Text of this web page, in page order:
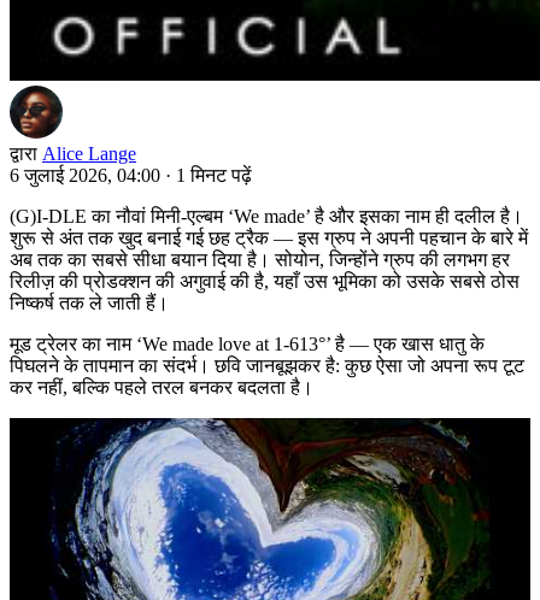
द्वारा Alice Lange
6 जुलाई 2026, 04:00 · 1 मिनट पढ़ें
(G)I-DLE का नौवां मिनी-एल्बम ‘We made’ है और इसका नाम ही दलील है।
शुरू से अंत तक खुद बनाई गई छह ट्रैक — इस ग्रुप ने अपनी पहचान के बारे में
अब तक का सबसे सीधा बयान दिया है। सोयोन, जिन्होंने ग्रुप की लगभग हर
रिलीज़ की प्रोडक्शन की अगुवाई की है, यहाँ उस भूमिका को उसके सबसे ठोस
निष्कर्ष तक ले जाती हैं।
मूड ट्रेलर का नाम ‘We made love at 1-613°’ है — एक खास धातु के
पिघलने के तापमान का संदर्भ। छवि जानबूझकर है: कुछ ऐसा जो अपना रूप टूट
कर नहीं, बल्कि पहले तरल बनकर बदलता है।